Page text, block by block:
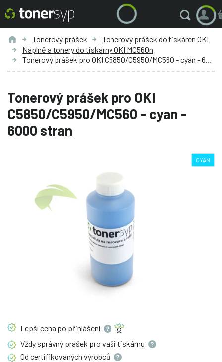
Tonerový prášek
Tonerový prášek do tiskáren OKI
Náplně a tonery do tiskárny OKI MC560n
Tonerový prášek pro OKI C5850/C5950/MC560 - cyan - 6000 stran
Tonerový prášek pro OKI
C5850/C5950/MC560 - cyan -
6000 stran
CYAN
Lepší cena po přihlášení
Vždy správný prášek pro vaši tiskárnu
Od certifikovaných výrobců